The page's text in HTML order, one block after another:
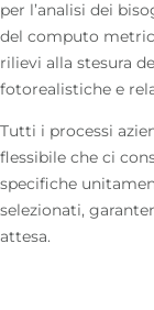
per l’analisi dei
del computo
rilievi alla stesura
fotorealistiche e
Tutti i processi
flessibile che ci
specifiche
selezionati,
attesa.